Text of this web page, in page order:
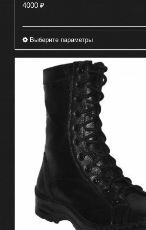
4000 ₽
Выберите параметрыЭтот
имеет
несколько
вариаций.
Опции
можно
выбрать
на
странице
товара.